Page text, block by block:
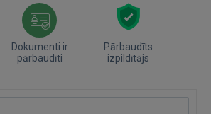
Dokumenti ir
pārbaudīti
Pārbaudīts
izpildītājs